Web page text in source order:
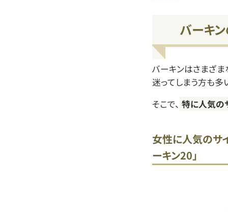
バーキ
バーキンはさまざ
迷ってしまう方も多
そこで、 特に人気の
女性に人気のサ
ーキン20」